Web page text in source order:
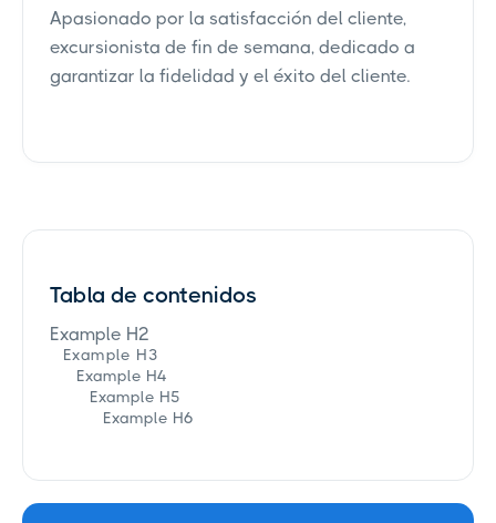
Apasionado por la satisfacción del cliente,
excursionista de fin de semana, dedicado a
garantizar la fidelidad y el éxito del cliente.
Tabla de contenidos
Example H2
Example H3
Example H4
Example H5
Example H6